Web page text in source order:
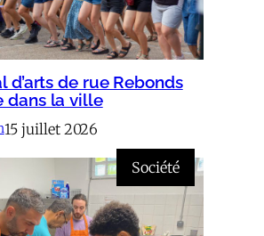
d’arts de rue Rebonds
dans la ville
15 juillet 2026
Société